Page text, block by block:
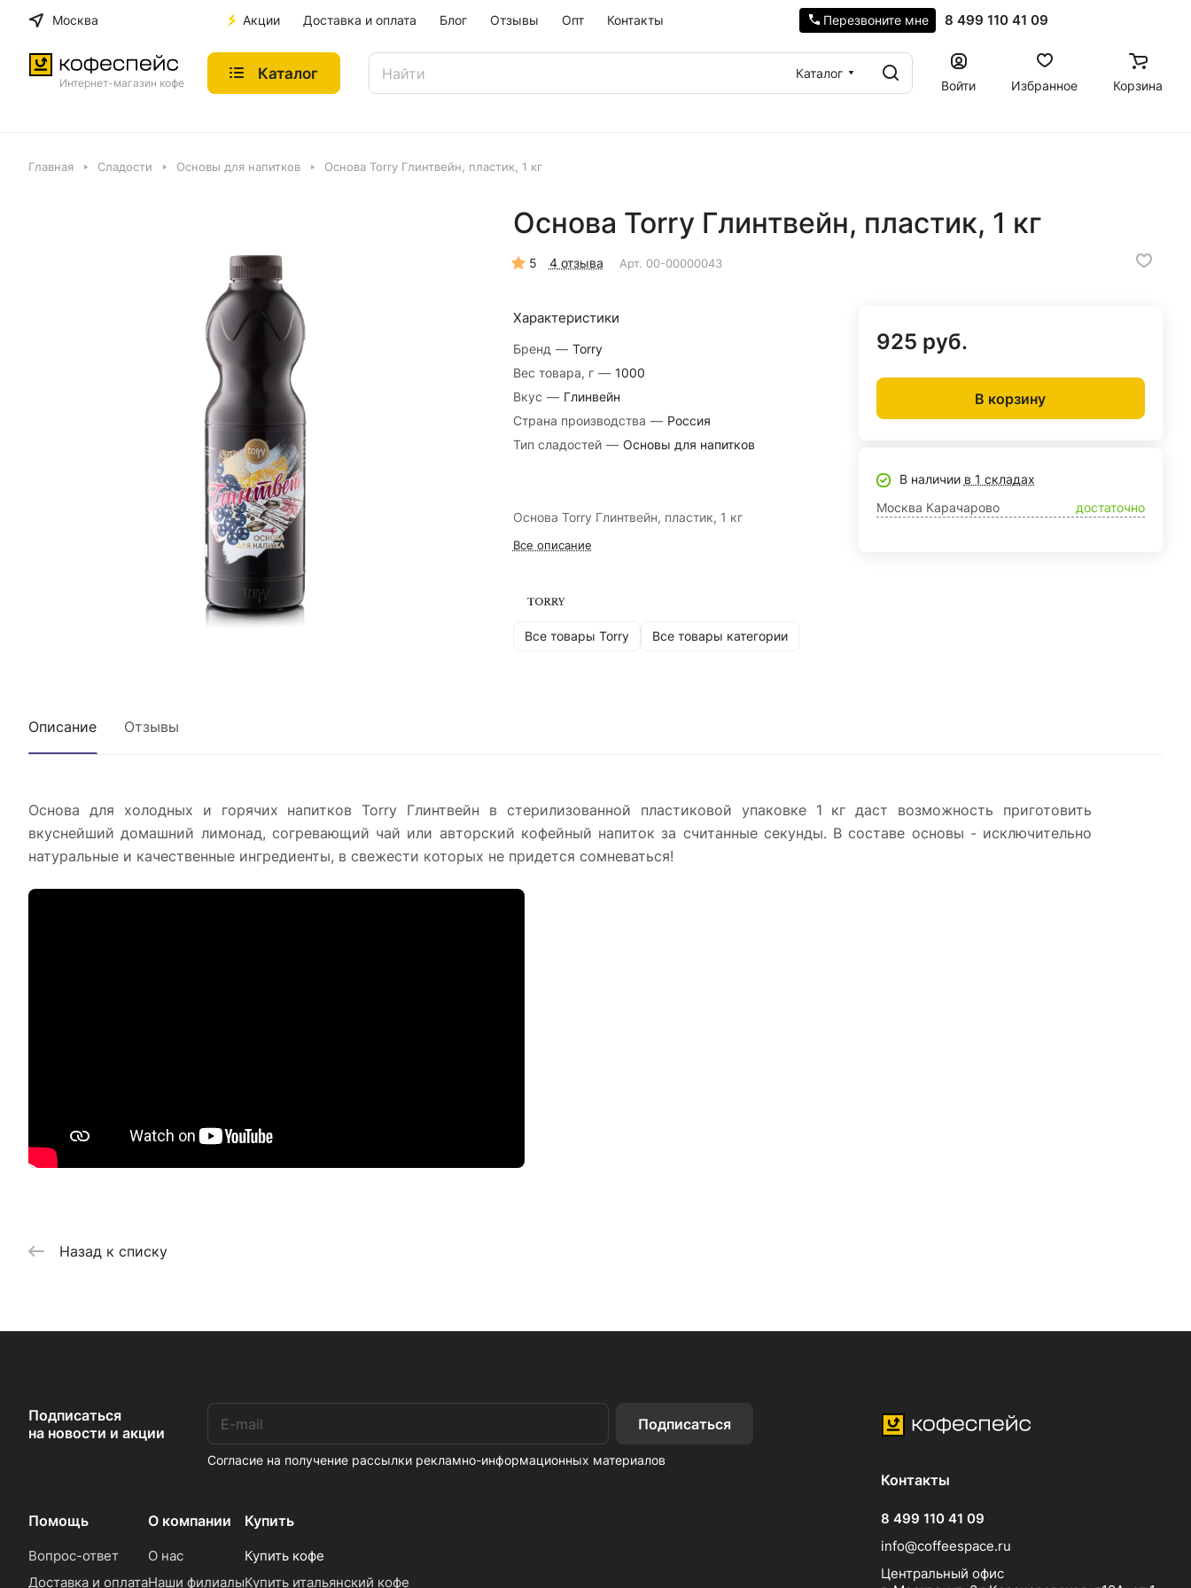
Москва Акции Доставка и оплата Блог Отзывы Опт Контакты 8 499 110 41 09
Перезвоните мне
Интернет-магазин кофе
Каталог
Каталог
Войти
Избранное Корзина
Главная Сладости Основы для напитков Основа Torry Глинтвейн, пластик, 1 кг
Основа Torry Глинтвейн, пластик, 1 кг
5 4 отзыва Арт. 00-00000043
Характеристики
Бренд — Torry
Вес товара, г — 1000
Вкус — Глинвейн
Страна производства — Россия
Тип сладостей — Основы для напитков
Основа Torry Глинтвейн, пластик, 1 кг
Все описание
Все товары Torry Все товары категории
925 руб.
В корзину
В наличии в 1 складах
Москва Карачарово
достаточно
Описание Отзывы
Основа для холодных и горячих напитков Torry Глинтвейн в стерилизованной пластиковой упаковке 1 кг даст возможность приготовить
вкуснейший домашний лимонад, согревающий чай или авторский кофейный напиток за считанные секунды. В составе основы - исключительно
натуральные и качественные ингредиенты, в свежести которых не придется сомневаться!
Назад к списку
Подписаться
на новости и акции
Подписаться
Согласие на получение рассылки рекламно-информационных материалов
Помощь
Вопрос-ответ
Доставка и оплата
О компании
О нас
Наши филиалы
Купить
Купить кофе
Купить итальянский кофе
Контакты
8 499 110 41 09
info@coffeespace.ru
Центральный офис